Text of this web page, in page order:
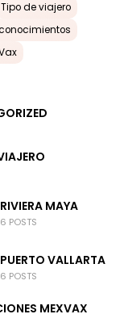
Tipo de viajero
RIVIERA MAYA
6 POSTS
PUERTO VALLARTA
6 POSTS
MEXVAX